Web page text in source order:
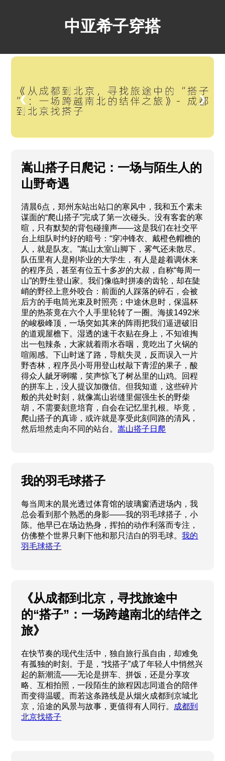
中亚希子穿搭
❮ ❯
嵩山搭子日爬记：一场与陌生人的
山野奇遇
清晨6点，郑州东站出站口的寒风中，我和五个素未
谋面的“爬山搭子”完成了第一次碰头。没有客套的寒
暄，只有默契的背包碰撞声——这是我们在社交平
台上组队时约好的暗号：“穿冲锋衣、戴橙色帽檐的
人，就是队友。”嵩山太室山脚下，雾气还未散尽。
队伍里有人是刚毕业的大学生，有人是趁着调休来
的程序员，甚至有位五十多岁的大叔，自称“每周一
山”的野生登山家。我们像临时拼凑的齿轮，却在陡
峭的野径上意外咬合：前面的人踩落的碎石，会被
后方的手电筒光束及时照亮；中途休息时，保温杯
里的热茶竟在六个人手里轮转了一圈。海拔1492米
的峻极峰顶，一场突如其来的阵雨把我们逼进破旧
的道观屋檐下。湿透的速干衣贴在身上，不知谁掏
出一包辣条，大家就着雨水吞咽，竟吃出了火锅的
喧闹感。下山时迷了路，导航失灵，反而误入一片
野杏林，程序员小哥用登山杖敲下青涩的果子，酸
得众人龇牙咧嘴，笑声惊飞了树丛里的山鸡。回程
的拼车上，没人提议加微信。但我知道，这些碎片
般的共处时刻，就像嵩山岩缝里倔强生长的野柴
胡，不需要刻意培育，自会在记忆里扎根。毕竟，
爬山搭子的真谛，或许就是享受此刻同路的清风，
然后坦然走向不同的站台。嵩山搭子日爬
我的羽毛球搭子
每当周末的晨光透过体育馆的玻璃窗洒进场内，我
总会看到那个熟悉的身影——我的羽毛球搭子，小
陈。他早已在场边热身，挥拍的动作利落而专注，
仿佛整个世界只剩下他和那只洁白的羽毛球。我的
羽毛球搭子
《从成都到北京，寻找旅途中
的“搭子”：一场跨越南北的结伴之
旅》
在快节奏的现代生活中，独自旅行虽自由，却难免
有孤独的时刻。于是，“找搭子”成了年轻人中悄然兴
起的新潮流——无论是拼车、拼饭，还是分享攻
略、互相拍照，一段陌生的旅程因志同道合的陪伴
而变得温暖。而若这条路线是从烟火成都到京城北
京，沿途的风景与故事，更值得有人同行。 成都到
北京找搭子